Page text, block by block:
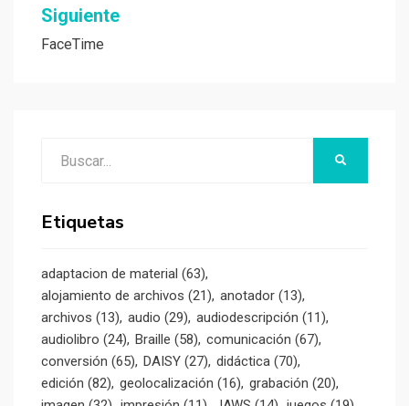
Siguiente
FaceTime
Etiquetas
adaptacion de material (63)
alojamiento de archivos (21) anotador (13)
archivos (13) audio (29) audiodescripción (11)
audiolibro (24) Braille (58) comunicación (67)
conversión (65) DAISY (27) didáctica (70)
edición (82) geolocalización (16) grabación (20)